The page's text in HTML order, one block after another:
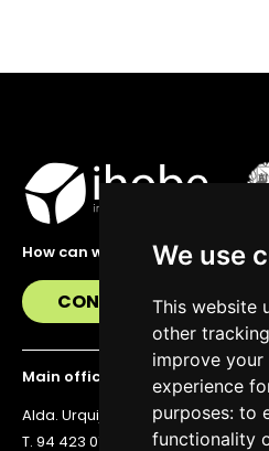
We use
This website
other
improve your
experience
purposes: to
functionality
How can we help you?
CONTACT US
Main office
Alda. Urquijo 36, 6th floor, 48011
T. 94 423 07 43